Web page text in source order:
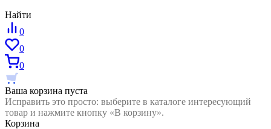
Найти
0
0
0
Ваша корзина пуста
Исправить это просто: выберите в каталоге интересующий
товар и нажмите кнопку «В корзину».
Корзина